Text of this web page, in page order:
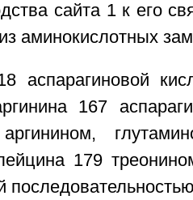
сайта 1 к его
аминокислотных
аспарагиновой
167
179